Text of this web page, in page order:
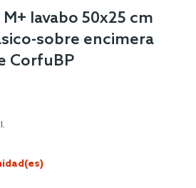
lavabo 50x25 cm
sobre encimera
CorfuBP